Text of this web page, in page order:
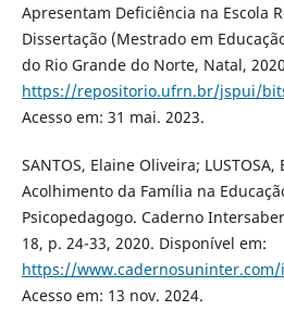
Apresentam Deficiência na Escola
Dissertação (Mestrado em
do Rio Grande do Norte, Natal,
https://repositorio.ufrn.br/jspui/
Acesso em: 31 mai. 2023.
SANTOS, Elaine Oliveira;
Acolhimento da Família na
Psicopedagogo. Caderno
18, p. 24-33, 2020. Disponível em:
https://
Acesso em: 13 nov. 2024.